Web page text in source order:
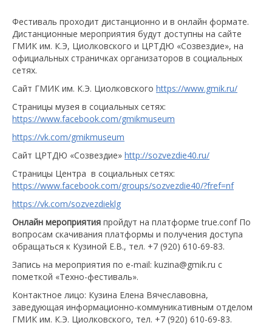
Фестиваль проходит дистанционно и в онлайн формате.
Дистанционные мероприятия будут доступны на сайте
ГМИК им. К.Э, Циолковского и ЦРТДЮ «Созвездие», на
официальных страничках организаторов в социальных
сетях.
Сайт ГМИК им. К.Э. Циолковского https://www.gmik.ru/
Страницы музея в социальных сетях:
https://www.facebook.com/gmikmuseum
https://vk.com/gmikmuseum
Сайт ЦРТДЮ «Созвездие» http://sozvezdie40.ru/
Страницы Центра в социальных сетях:
https://www.facebook.com/groups/sozvezdie40/?fref=nf
https://vk.com/sozvezdieklg
Онлайн мероприятия пройдут на платформе true.conf По
вопросам скачивания платформы и получения доступа
обращаться к Кузиной Е.В., тел. +7 (920) 610-69-83.
Запись на мероприятия по e-mail: kuzinа@gmik.ru с
пометкой «Техно-фестиваль».
Контактное лицо: Кузина Елена Вячеславовна,
заведующая информационно-коммуникативным отделом
ГМИК им. К.Э. Циолковского, тел. +7 (920) 610-69-83.